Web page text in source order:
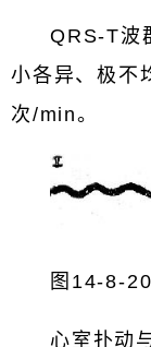
QRS-T波
小各异、极不
次/min。
图14-8-
心室扑动